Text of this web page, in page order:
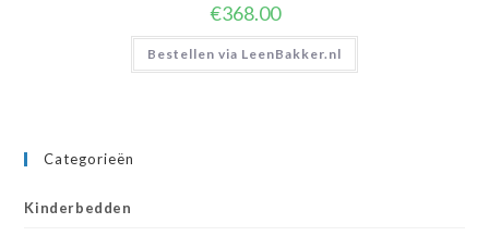
€368.00
Bestellen via LeenBakker.nl
Categorieën
Kinderbedden